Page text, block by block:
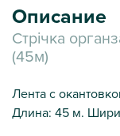
Описание
Стрічка
(45м)
Лента с
Длина: 45 м.